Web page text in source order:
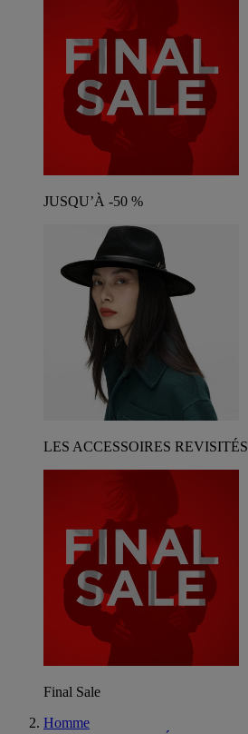
JUSQU’À -50 %
LES ACCESSOIRES REVISITÉS
Final Sale
Homme